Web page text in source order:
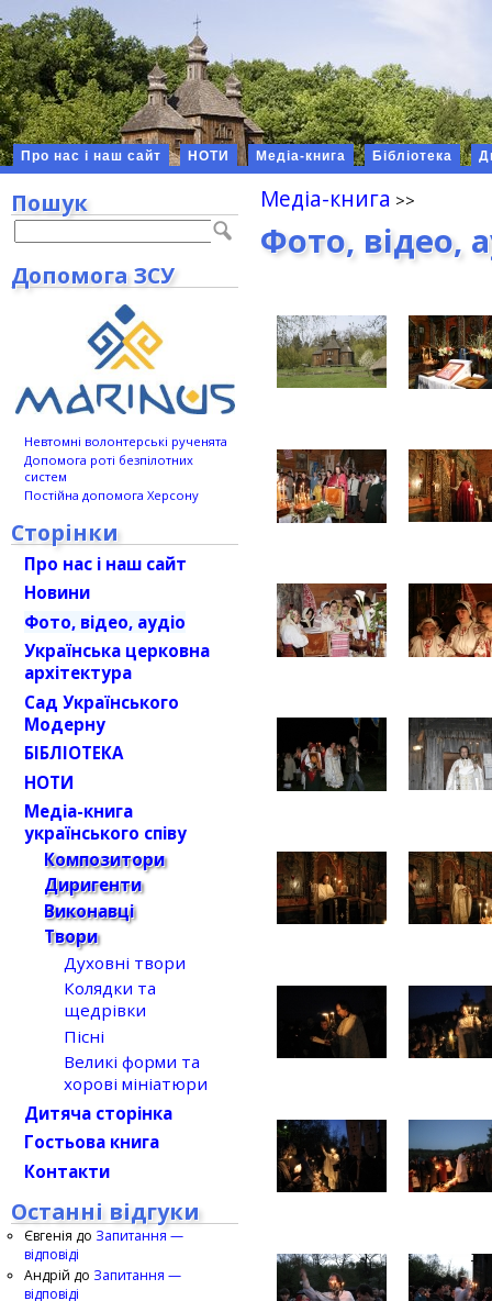
Про нас і наш сайт НОТИ Медіа-книга Бібліотека
Медіа-книга
Фото, відео,
Пошук
Допомога ЗСУ
Невтомні волонтерські рученята
Допомога роті безпілотних
систем
Постійна допомога Херсону
Сторінки
Про нас і наш сайт
Новини
Фото, відео, аудіо
Українська церковна
архітектура
Сад Українського
Модерну
БІБЛІОТЕКА
НОТИ
Медіа-книга
українського співу
Композитори
Диригенти
Виконавці
Твори
Духовні твори
Колядки та
щедрівки
Пісні
Великі форми та
хорові мініатюри
Дитяча сторінка
Гостьова книга
Контакти
Останні відгуки
Євгенія до Запитання —
відповіді
Андрій до Запитання —
відповіді